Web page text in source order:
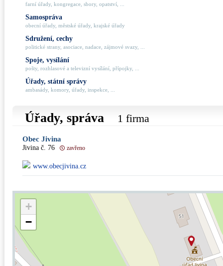
farní úřady, kongregace, sbory, opatství, ...
Samospráva
obecní úřady, městské úřady, krajské úřady
Sdružení, cechy
politické strany, asociace, nadace, zájmové svazy, ...
Spoje, vysílání
pošty, rozhlasové a televizní vysílání, přípojky, ...
Úřady, státní správy
ambasády, komory, úřady, inspekce, ...
Úřady, správa 1 firma
Obec Jivina
Jivina č. 76 zavřeno
www.obecjivina.cz
+
−